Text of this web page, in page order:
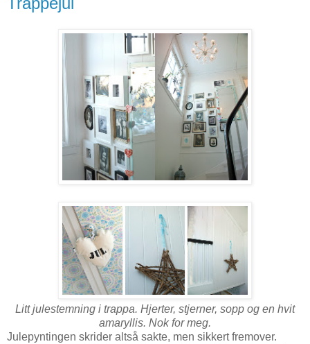
Litt julestemning i trappa. Hjerter, stjerner, sopp og en hvit
amaryllis. Nok for meg.
Julepyntingen skrider altså sakte, men sikkert fremover.